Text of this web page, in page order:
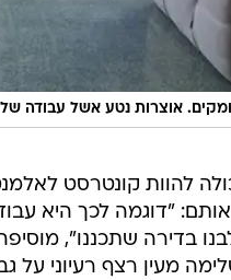
אוצרות נטע אשל עבודה של
להוות קונטרסט
אותם: "דוגמה לכך היא
בדירה שתכננו",
מעין רצף רעיוני על